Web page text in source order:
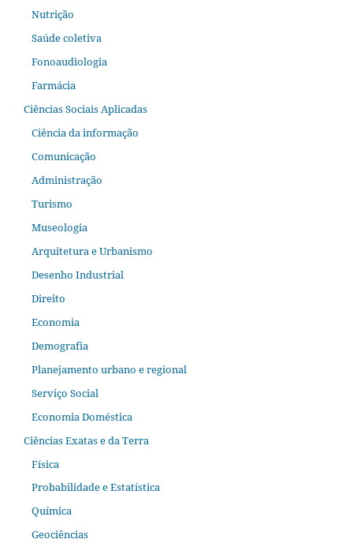
Nutrição
Saúde coletiva
Fonoaudiologia
Farmácia
Ciências Sociais Aplicadas
Ciência da informação
Comunicação
Administração
Turismo
Museologia
Arquitetura e Urbanismo
Desenho Industrial
Direito
Economia
Demografia
Planejamento urbano e regional
Serviço Social
Economia Doméstica
Ciências Exatas e da Terra
Física
Probabilidade e Estatística
Química
Geociências